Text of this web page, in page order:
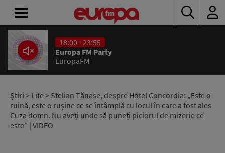
18:00 - 23:55
Europa FM Party
EuropaFM
Știri > Life> Stelian Tănase, despre Hotel Concordia: „Este o
ruină, este o rușine ce se întâmplă cu locul în care a fost ales
Cuza domn. Nu aveți unde să puneți piciorul de mizerie ce
este” | VIDEO
ACASĂ
ȘTIRI
RADIO
CONCURSURI